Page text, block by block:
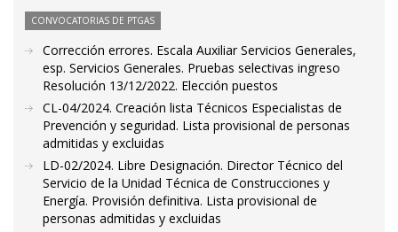
CONVOCATORIAS DE PTGAS
Corrección errores. Escala Auxiliar Servicios Generales,
esp. Servicios Generales. Pruebas selectivas ingreso
Resolución 13/12/2022. Elección puestos
CL-04/2024. Creación lista Técnicos Especialistas de
Prevención y seguridad. Lista provisional de personas
admitidas y excluidas
LD-02/2024. Libre Designación. Director Técnico del
Servicio de la Unidad Técnica de Construcciones y
Energía. Provisión definitiva. Lista provisional de
personas admitidas y excluidas